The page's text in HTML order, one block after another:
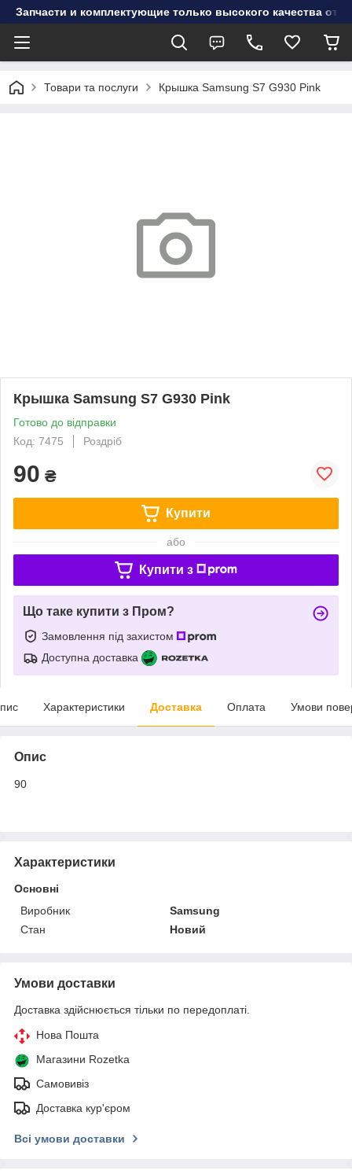
Запчасти и комплектующие только высокого качества от
Товари та послуги Крышка Samsung S7 G930 Pink
Крышка Samsung S7 G930 Pink
Готово до відправки
Код: 7475
Роздріб
90 ₴
Купити
або
Купити з
Що таке купити з Пром?
Замовлення під захистом
Доступна доставка
Характеристики Доставка Оплата Умови
Опис
90
Характеристики
Основні
Виробник
Samsung
Стан
Новий
Умови доставки
Доставка здійснюється тільки по передоплаті.
Нова Пошта
Магазини Rozetka
Самовивіз
Доставка кур'єром
Всі умови доставки